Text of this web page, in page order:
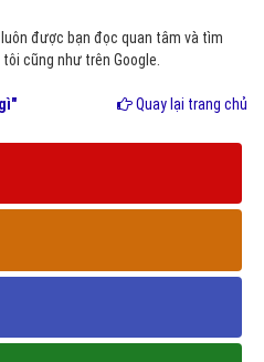
luôn được bạn đọc quan tâm và tìm
cũng như trên Google.
Quay lại trang chủ